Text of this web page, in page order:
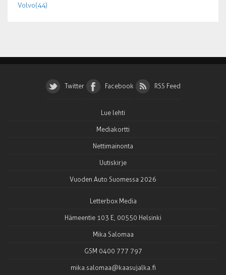
Volvo (44)
Twitter Facebook RSS Feed
Lue lehti
Mediakortti
Nettimainonta
Uutiskirje
Vuoden Auto Suomessa 2026
Letterbox Media
Hämeentie 103 E, 00550 Helsinki
Mika Salomaa
GSM 0400 777 797
mika.salomaa@kaasujalka.fi